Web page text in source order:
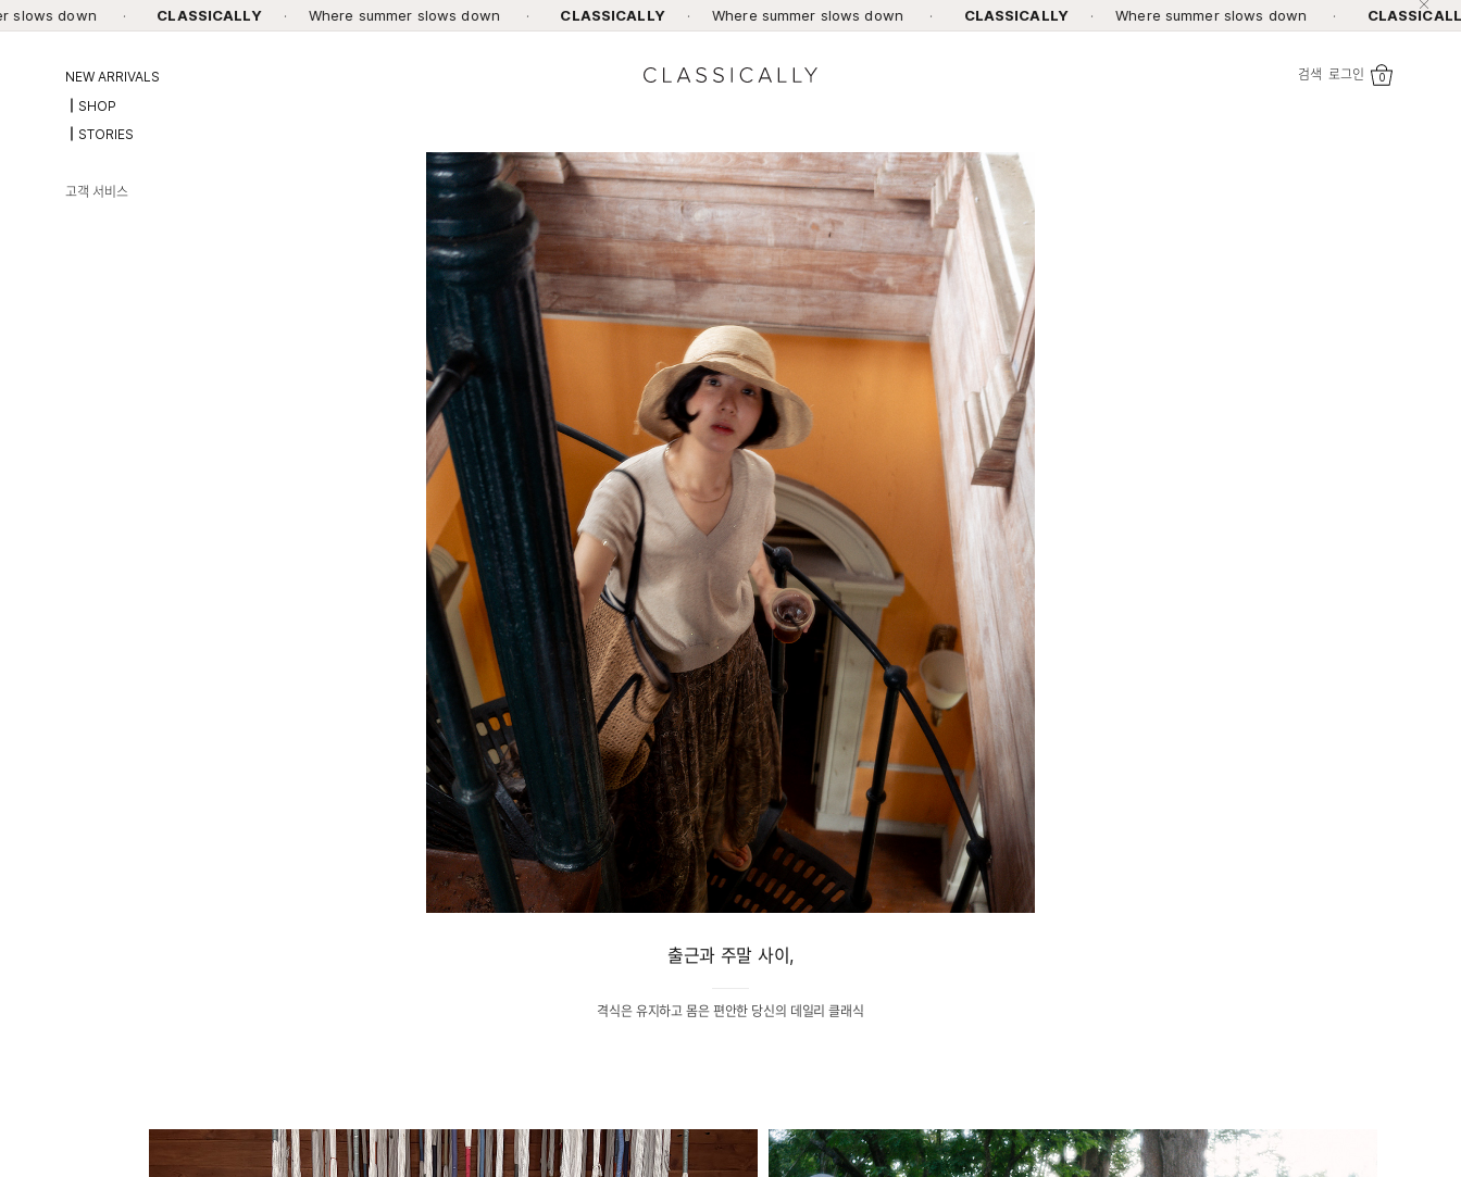
· CLASSICALLY · Where summer slows down · CLASSICALLY · Where summer slows down · CLASSICALLY · Where summer slows down · CLASSICALLY ·
검색 로그인 0
NEW ARRIVALS
┃SHOP
┃STORIES
고객 서비스
출근과 주말 사이,
격식은 유지하고 몸은 편안한 당신의 데일리 클래식